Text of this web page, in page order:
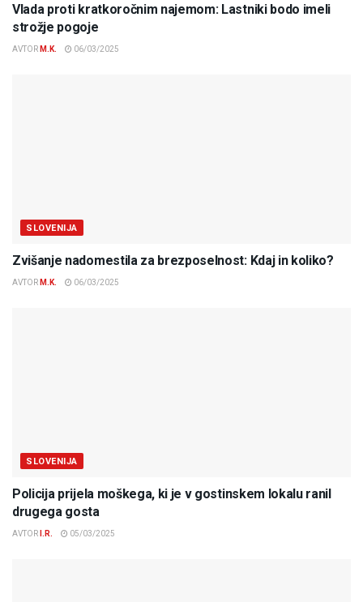
Vlada proti kratkoročnim najemom: Lastniki bodo imeli
strožje pogoje
AVTOR M.K. 06/03/2025
SLOVENIJA
Zvišanje nadomestila za brezposelnost: Kdaj in koliko?
AVTOR M.K. 06/03/2025
SLOVENIJA
Policija prijela moškega, ki je v gostinskem lokalu ranil
drugega gosta
AVTOR I.R. 05/03/2025